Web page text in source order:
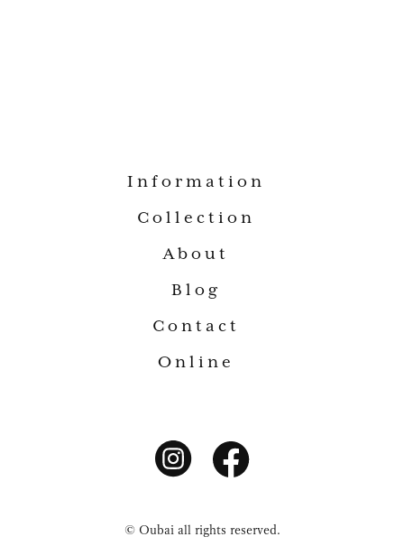
Information
Collection
About
Blog
Contact
Online
© Oubai all rights reserved.